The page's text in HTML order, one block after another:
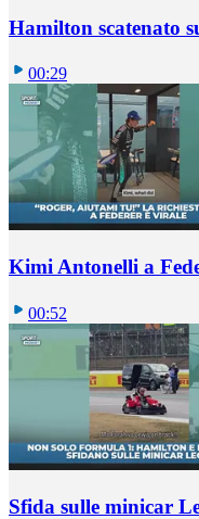
Hamilton scatenato
00:29
Kimi Antonelli a
00:52
Sfida sulle minicar